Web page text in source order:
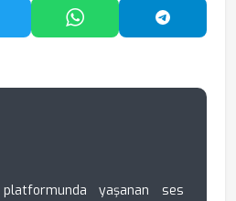
Paylaş
WhatsApp'ta Paylaş
yaşanan ses